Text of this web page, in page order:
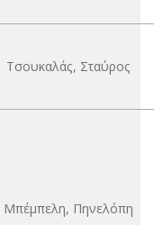
Τσουκαλάς, Σταύρος
Μπέμπελη, Πηνελόπη